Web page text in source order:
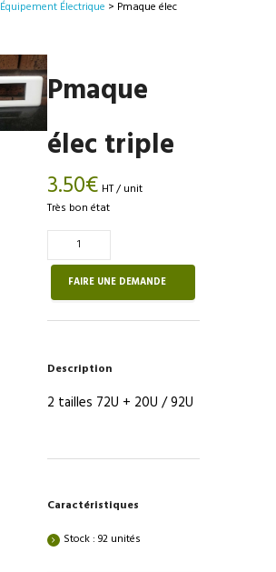
Équipement Électrique > Pmaque élec
Pmaque
élec triple
3.50€ HT / unit
Très bon état
Quantité
de
Pmaque
élec
FAIRE UNE DEMANDE
Description
2 tailles 72U + 20U / 92U
Caractéristiques
Stock : 92 unités